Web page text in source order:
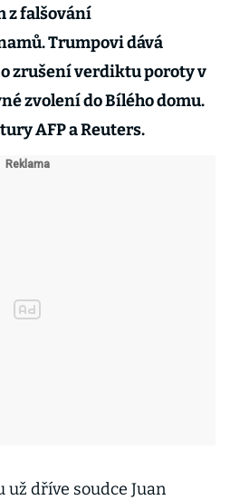
z falšování
Trumpovi dává
zrušení verdiktu poroty v
zvolení do Bílého domu.
AFP a Reuters.
dříve soudce Juan